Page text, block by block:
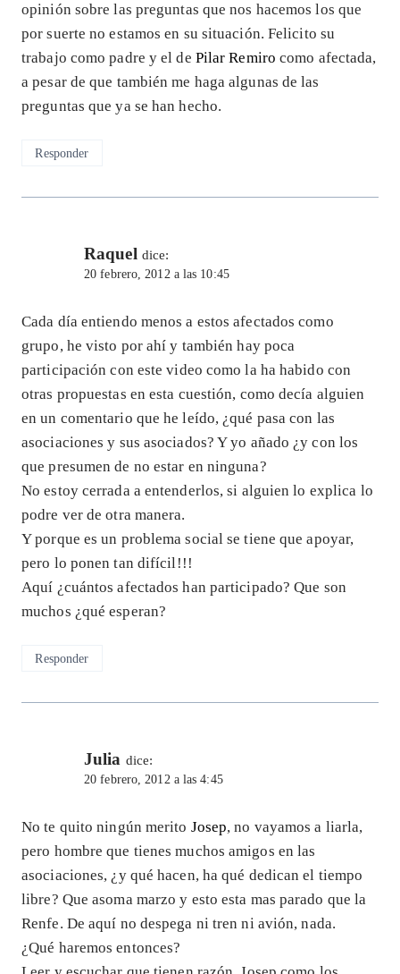
opinión sobre las preguntas que nos hacemos los que
por suerte no estamos en su situación. Felicito su
trabajo como padre y el de Pilar Remiro como afectada,
a pesar de que también me haga algunas de las
preguntas que ya se han hecho.
Responder
Raquel dice:
20 febrero, 2012 a las 10:45
Cada día entiendo menos a estos afectados como
grupo, he visto por ahí y también hay poca
participación con este video como la ha habido con
otras propuestas en esta cuestión, como decía alguien
en un comentario que he leído, ¿qué pasa con las
asociaciones y sus asociados? Y yo añado ¿y con los
que presumen de no estar en ninguna?
No estoy cerrada a entenderlos, si alguien lo explica lo
podre ver de otra manera.
Y porque es un problema social se tiene que apoyar,
pero lo ponen tan difícil!!!
Aquí ¿cuántos afectados han participado? Que son
muchos ¿qué esperan?
Responder
Julia dice:
20 febrero, 2012 a las 4:45
No te quito ningún merito Josep, no vayamos a liarla,
pero hombre que tienes muchos amigos en las
asociaciones, ¿y qué hacen, ha qué dedican el tiempo
libre? Que asoma marzo y esto esta mas parado que la
Renfe. De aquí no despega ni tren ni avión, nada.
¿Qué haremos entonces?